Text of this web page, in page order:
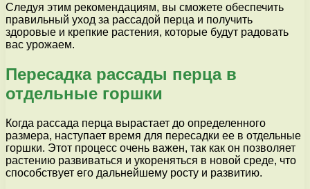
Следуя этим рекомендациям, вы сможете обеспечить
правильный уход за рассадой перца и получить
здоровые и крепкие растения, которые будут радовать
вас урожаем.
Пересадка рассады перца в
отдельные горшки
Когда рассада перца вырастает до определенного
размера, наступает время для пересадки ее в отдельные
горшки. Этот процесс очень важен, так как он позволяет
растению развиваться и укореняться в новой среде, что
способствует его дальнейшему росту и развитию.